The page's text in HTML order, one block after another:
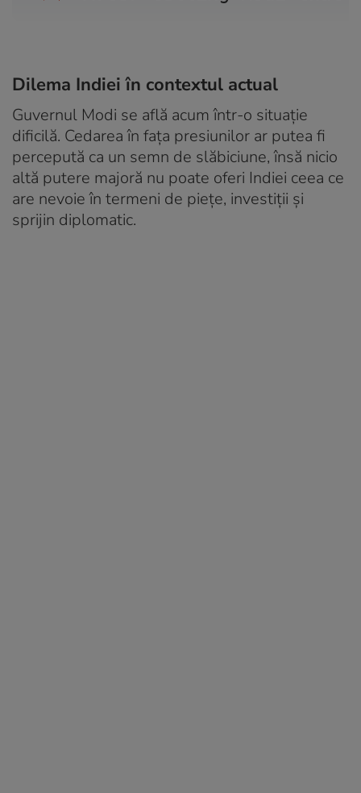
Dilema Indiei în contextul actual
Guvernul Modi se află acum într-o situație
dificilă. Cedarea în fața presiunilor ar putea fi
percepută ca un semn de slăbiciune, însă nicio
altă putere majoră nu poate oferi Indiei ceea ce
are nevoie în termeni de piețe, investiții și
sprijin diplomatic.